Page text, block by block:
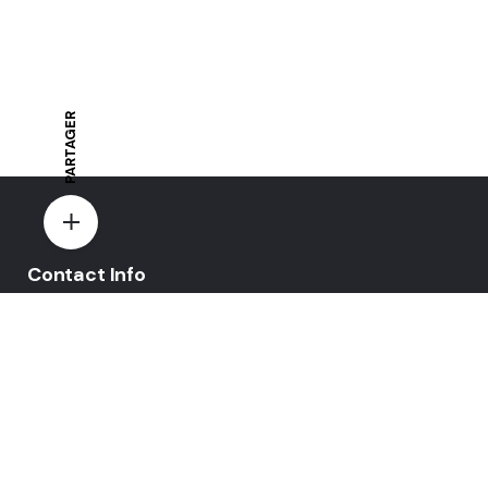
PARTAGER
Contact Info